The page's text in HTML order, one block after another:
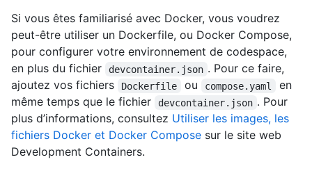
Si vous êtes familiarisé avec Docker, vous voudrez
peut-être utiliser un Dockerfile, ou Docker Compose,
pour configurer votre environnement de codespace,
en plus du fichier
devcontainer.json . Pour ce faire,
ajoutez vos fichiers
Dockerfile ou compose.yaml
en
même temps que le fichier
devcontainer.json . Pour
plus d’informations, consultez Utiliser les images, les
fichiers Docker et Docker Compose sur le site web
Development Containers.